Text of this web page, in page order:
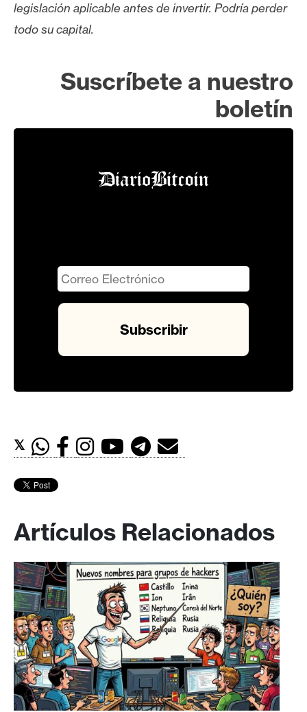
legislación aplicable antes de invertir. Podría perder
todo su capital.
Suscríbete a nuestro
boletín
𝕏
Artículos Relacionados